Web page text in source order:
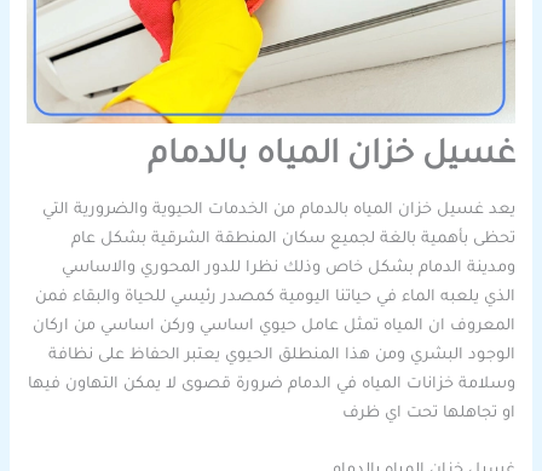
غسيل خزان المياه بالدمام
يعد غسيل خزان المياه بالدمام من الخدمات الحيوية والضرورية التي
تحظى بأهمية بالغة لجميع سكان المنطقة الشرقية بشكل عام
ومدينة الدمام بشكل خاص وذلك نظرا للدور المحوري والاساسي
الذي يلعبه الماء في حياتنا اليومية كمصدر رئيسي للحياة والبقاء فمن
المعروف ان المياه تمثل عامل حيوي اساسي وركن اساسي من اركان
الوجود البشري ومن هذا المنطلق الحيوي يعتبر الحفاظ على نظافة
وسلامة خزانات المياه في الدمام ضرورة قصوى لا يمكن التهاون فيها
او تجاهلها تحت اي ظرف